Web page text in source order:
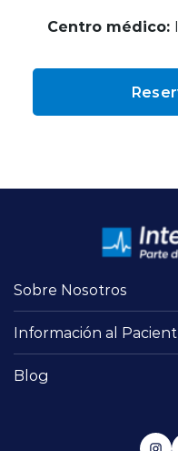
Mi
Centro médico:
Sobre Nosotros
Información al
Blog